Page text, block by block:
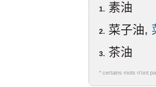
1. 素油
2. 菜子油,
3. 茶油
* certains mots n'ont